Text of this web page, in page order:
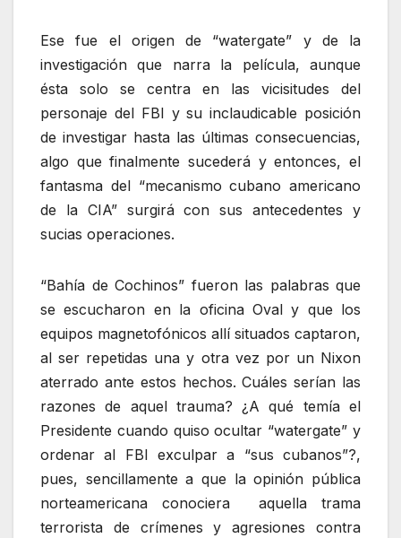
Ese fue el origen de “watergate” y de la
investigación que narra la película, aunque
ésta solo se centra en las vicisitudes del
personaje del FBI y su inclaudicable posición
de investigar hasta las últimas consecuencias,
algo que finalmente sucederá y entonces, el
fantasma del “mecanismo cubano americano
de la CIA” surgirá con sus antecedentes y
sucias operaciones.
“Bahía de Cochinos” fueron las palabras que
se escucharon en la oficina Oval y que los
equipos magnetofónicos allí situados captaron,
al ser repetidas una y otra vez por un Nixon
aterrado ante estos hechos. Cuáles serían las
razones de aquel trauma? ¿A qué temía el
Presidente cuando quiso ocultar “watergate” y
ordenar al FBI exculpar a “sus cubanos”?,
pues, sencillamente a que la opinión pública
norteamericana conociera aquella trama
terrorista de crímenes y agresiones contra